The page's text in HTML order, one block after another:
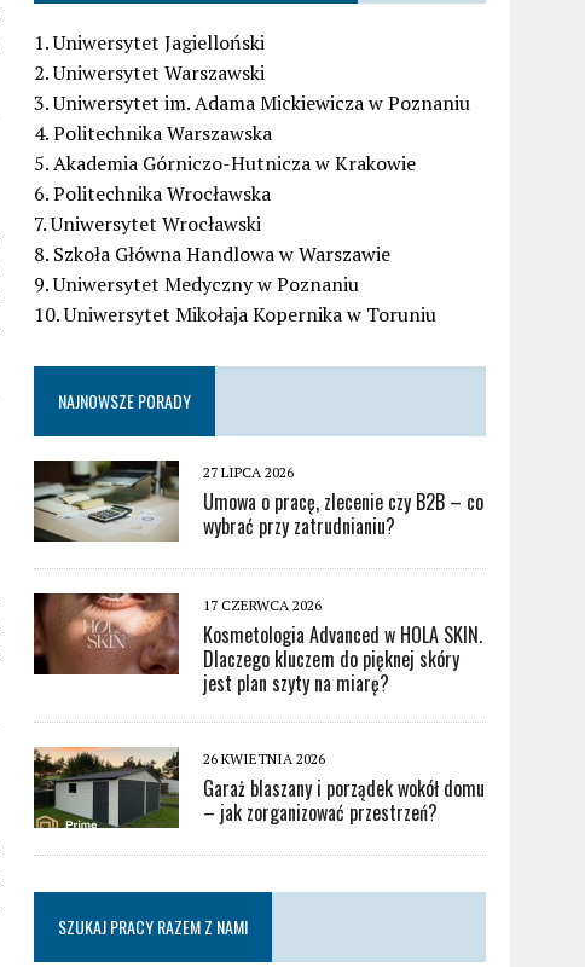
1. Uniwersytet Jagielloński
2. Uniwersytet Warszawski
3. Uniwersytet im. Adama Mickiewicza w Poznaniu
4. Politechnika Warszawska
5. Akademia Górniczo-Hutnicza w Krakowie
6. Politechnika Wrocławska
7. Uniwersytet Wrocławski
8. Szkoła Główna Handlowa w Warszawie
9. Uniwersytet Medyczny w Poznaniu
10. Uniwersytet Mikołaja Kopernika w Toruniu
NAJNOWSZE PORADY
27 LIPCA 2026
Umowa o pracę, zlecenie czy B2B – co
wybrać przy zatrudnianiu?
17 CZERWCA 2026
Kosmetologia Advanced w HOLA SKIN.
Dlaczego kluczem do pięknej skóry
jest plan szyty na miarę?
26 KWIETNIA 2026
Garaż blaszany i porządek wokół domu
– jak zorganizować przestrzeń?
SZUKAJ PRACY RAZEM Z NAMI